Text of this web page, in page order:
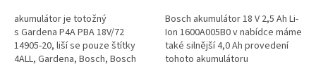
5
hvězdiček.
akumulátor je totožný
s Gardena P4A PBA 18V/72
14905-20, liší se pouze štítky
4ALL, Gardena, Bosch, Bosch
5
hvězdiček.
Bosch akumulátor 18 V 2,5 Ah Li-
Ion 1600A005B0 v nabídce máme
také silnější 4,0 Ah provedení
tohoto akumulátoru